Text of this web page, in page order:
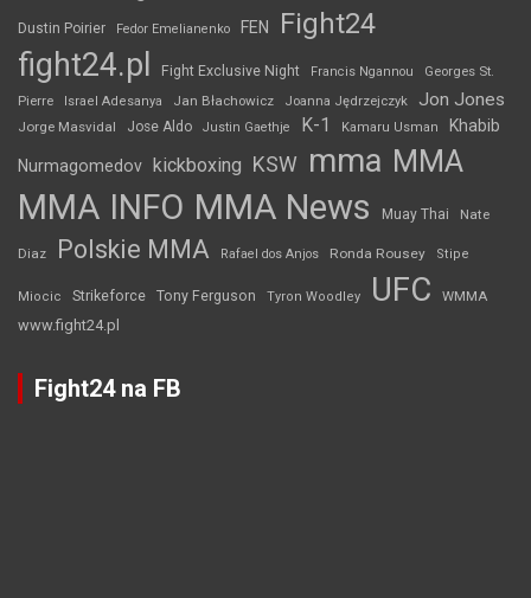
Dustin Poirier Fedor Emelianenko FEN Fight24
fight24.pl Fight Exclusive Night Francis Ngannou
Georges St.
Pierre
Israel Adesanya Jan Błachowicz Joanna Jędrzejczyk Jon Jones
Jorge Masvidal Jose Aldo Justin Gaethje K-1 Kamaru Usman Khabib
Nurmagomedov kickboxing KSW mma MMA
MMA INFO MMA News Muay Thai Nate
Diaz Polskie MMA Rafael dos Anjos Ronda Rousey Stipe
Miocic Strikeforce Tony Ferguson Tyron Woodley UFC WMMA
www.fight24.pl
Fight24 na FB